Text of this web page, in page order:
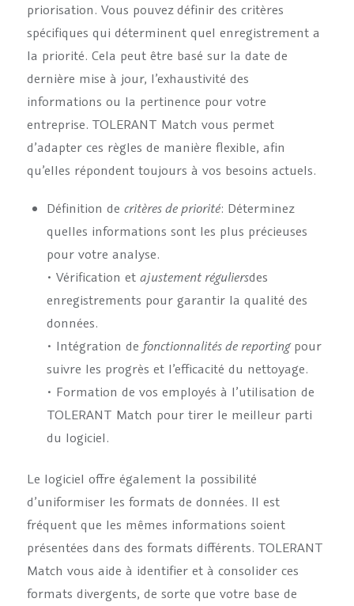
priorisation. Vous pouvez définir des critères
spécifiques qui déterminent quel enregistrement a
la priorité. Cela peut être basé sur la date de
dernière mise à jour, l’exhaustivité des
informations ou la pertinence pour votre
entreprise. TOLERANT Match vous permet
d’adapter ces règles de manière flexible, afin
qu’elles répondent toujours à vos besoins actuels.
Définition de critères de priorité: Déterminez
quelles informations sont les plus précieuses
pour votre analyse.
• Vérification et ajustement réguliersdes
enregistrements pour garantir la qualité des
données.
• Intégration de fonctionnalités de reportingpour
suivre les progrès et l’efficacité du nettoyage.
• Formation de vos employés à l’utilisation de
TOLERANT Match pour tirer le meilleur parti
du logiciel.
Le logiciel offre également la possibilité
d’uniformiser les formats de données. Il est
fréquent que les mêmes informations soient
présentées dans des formats différents. TOLERANT
Match vous aide à identifier et à consolider ces
formats divergents, de sorte que votre base de